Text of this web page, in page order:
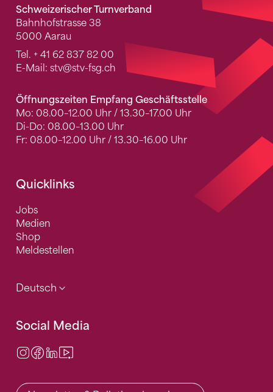
Schweizerischer Turnverband
Bahnhofstrasse 38
5000 Aarau
Tel. + 41 62 837 82 00
E-Mail: stv@stv-fsg.ch
Öffnungszeiten Empfang Geschäftsstelle
Mo: 08.00–12.00 Uhr / 13.30–17.00 Uhr
Di-Do: 08.00–13.00 Uhr
Fr: 08.00–12.00 Uhr / 13.30–16.00 Uhr
Quicklinks
Jobs
Medien
Shop
Meldestellen
Deutsch
Social Media
Instagram
Facebook
LinkedIn